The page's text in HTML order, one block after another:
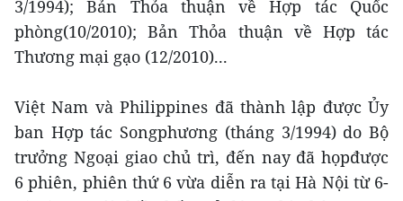
3/1994); Bản Thỏa thuận về Hợp tác Quốc
phòng(10/2010); Bản Thỏa thuận về Hợp tác
Thương mại gạo (12/2010)...
Việt Nam và Philippines đã thành lập được Ủy
ban Hợp tác Songphương (tháng 3/1994) do Bộ
trưởng Ngoại giao chủ trì, đến nay đã họpđược
6 phiên, phiên thứ 6 vừa diễn ra tại Hà Nội từ 6-